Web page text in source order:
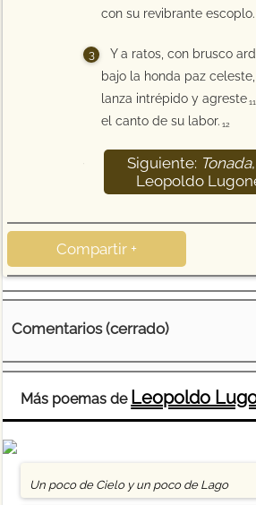
con su revibrante escoplo.
Y a ratos, con brusco
bajo la honda paz celeste,
lanza intrépido y agreste 11
el canto de su labor. 12
Siguiente: Tonada
Leopoldo
Compartir +
Comentarios (cerrado)
Más poemas de Leopoldo
Un poco de Cielo y un poco de Lago